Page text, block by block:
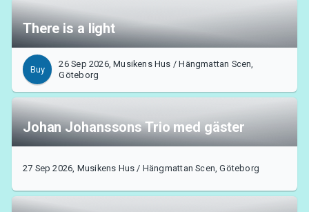
There is a light
Buy
26 Sep 2026, Musikens Hus / Hängmattan Scen,
Göteborg
Johan Johanssons Trio med gäster
27 Sep 2026, Musikens Hus / Hängmattan Scen, Göteborg